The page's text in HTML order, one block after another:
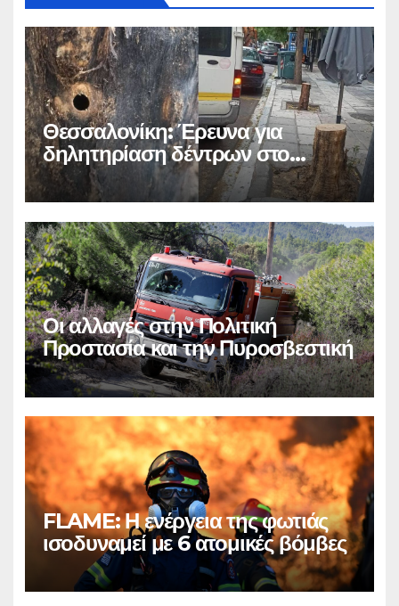
Θεσσαλονίκη: Έρευνα για
δηλητηρίαση δέντρων στο
κέντρο
Οι αλλαγές στην Πολιτική
Προστασία και την Πυροσβεστική
FLAME: Η ενέργεια της φωτιάς
ισοδυναμεί με 6 ατομικές βόμβες